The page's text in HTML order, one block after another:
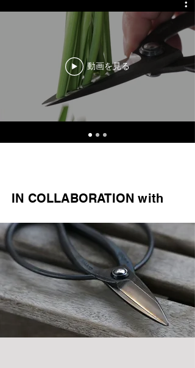
動画を見る
IN COLLABORATION with